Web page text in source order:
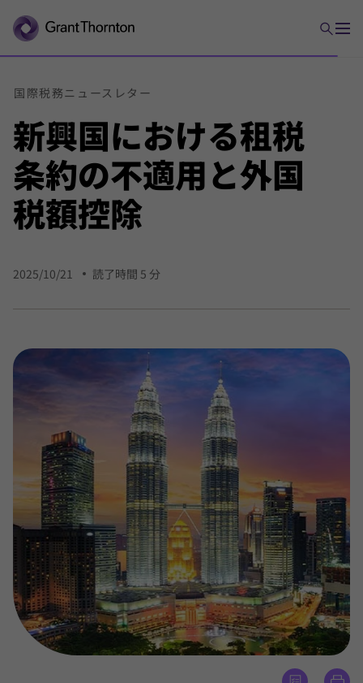
新興国における租税
条約の不適用と外国
税額控除
国際税務ニュース レター
2025/10/21 読了時間 5 分